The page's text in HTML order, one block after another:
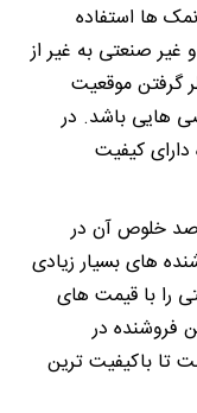
ها استفاده
صنعتی به غیر از
گرفتن موقعیت
هایی باشد. در
کیفیت
خلوص آن در
های بسیار زیادی
را با قیمت های
فروشنده در
باکیفیت ترین